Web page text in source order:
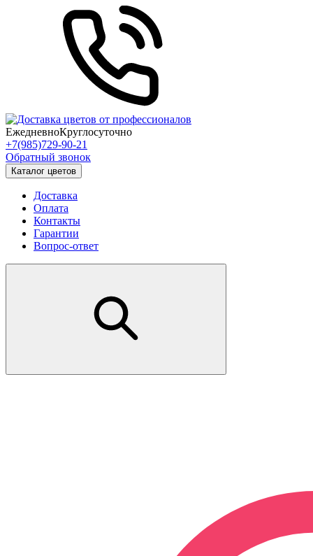
ЕжедневноКруглосуточно
+7(985)729-90-21
Обратный звонок
Каталог цветов
Доставка
Оплата
Контакты
Гарантии
Вопрос-ответ